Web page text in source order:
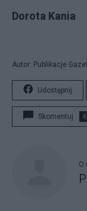
Dorota Kania
Autor: Publikacje
Udostępnij
Skomentuj 6
O